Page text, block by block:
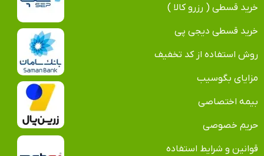
خرید قسطی ( رزرو کالا )
خرید قسطی دیجی پی
روش استفاده از کد تخفیف
مزایای بگوسیب
بیمه اختصاصی
حریم خصوصی
قوانین و شرایط استفاده